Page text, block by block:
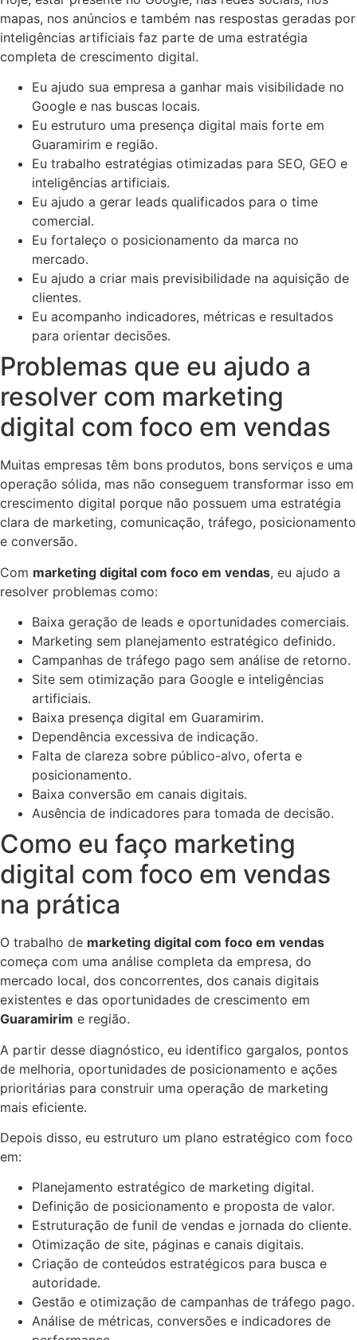
mapas, nos anúncios e também nas respostas geradas por
inteligências artificiais faz parte de uma estratégia
completa de crescimento digital.
Eu ajudo sua empresa a ganhar mais visibilidade no
Google e nas buscas locais.
Eu estruturo uma presença digital mais forte em
Guaramirim e região.
Eu trabalho estratégias otimizadas para SEO, GEO e
inteligências artificiais.
Eu ajudo a gerar leads qualificados para o time
comercial.
Eu fortaleço o posicionamento da marca no
mercado.
Eu ajudo a criar mais previsibilidade na aquisição de
clientes.
Eu acompanho indicadores, métricas e resultados
para orientar decisões.
Problemas que eu ajudo a
resolver com marketing
digital com foco em vendas
Muitas empresas têm bons produtos, bons serviços e uma
operação sólida, mas não conseguem transformar isso em
crescimento digital porque não possuem uma estratégia
clara de marketing, comunicação, tráfego, posicionamento
e conversão.
Com marketing digital com foco em vendas, eu ajudo a
resolver problemas como:
Baixa geração de leads e oportunidades comerciais.
Marketing sem planejamento estratégico definido.
Campanhas de tráfego pago sem análise de retorno.
Site sem otimização para Google e inteligências
artificiais.
Baixa presença digital em Guaramirim.
Dependência excessiva de indicação.
Falta de clareza sobre público-alvo, oferta e
posicionamento.
Baixa conversão em canais digitais.
Ausência de indicadores para tomada de decisão.
Como eu faço marketing
digital com foco em vendas
na prática
O trabalho de marketing digital com foco em vendas
começa com uma análise completa da empresa, do
mercado local, dos concorrentes, dos canais digitais
existentes e das oportunidades de crescimento em
Guaramirim e região.
A partir desse diagnóstico, eu identifico gargalos, pontos
de melhoria, oportunidades de posicionamento e ações
prioritárias para construir uma operação de marketing
mais eficiente.
Depois disso, eu estruturo um plano estratégico com foco
em:
Planejamento estratégico de marketing digital.
Definição de posicionamento e proposta de valor.
Estruturação de funil de vendas e jornada do cliente.
Otimização de site, páginas e canais digitais.
Criação de conteúdos estratégicos para busca e
autoridade.
Gestão e otimização de campanhas de tráfego pago.
Análise de métricas, conversões e indicadores de